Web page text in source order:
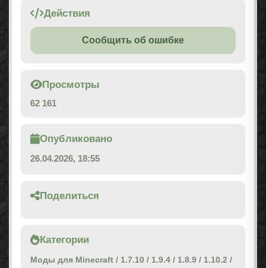
Действия
Сообщить об ошибке
Просмотры
62 161
Опубликовано
26.04.2026, 18:55
Поделиться
Категории
Моды для Minecraft / 1.7.10 / 1.9.4 / 1.8.9 / 1.10.2 /